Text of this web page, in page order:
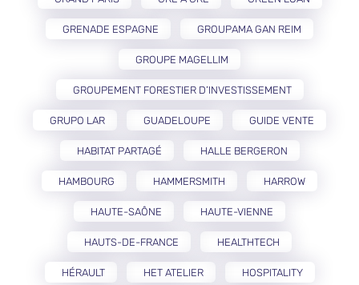
GRENADE ESPAGNE GROUPAMA GAN REIM
GROUPE MAGELLIM
GROUPEMENT FORESTIER D’INVESTISSEMENT
GRUPO LAR GUADELOUPE GUIDE VENTE
HABITAT PARTAGÉ HALLE BERGERON
HAMBOURG HAMMERSMITH HARROW
HAUTE-SAÔNE HAUTE-VIENNE
HAUTS-DE-FRANCE HEALTHTECH
HÉRAULT HET ATELIER HOSPITALITY